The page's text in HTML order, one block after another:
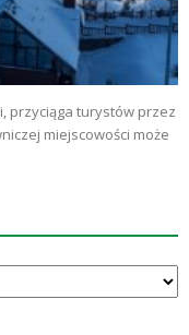
przyciąga turystów przez
miejscowości może